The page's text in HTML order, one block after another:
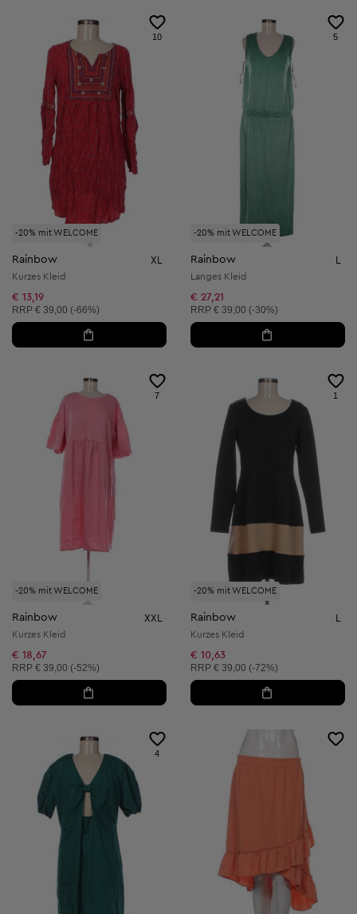
-20% mit WELCOME
10
Rainbow XL
Kurzes Kleid
€ 13,19
Unverbindliche Preisempfehlung:
RRP € 39,00 (-66%)
-20% mit WELCOME
5
Rainbow L
Langes Kleid
€ 27,21
Unverbindliche Preisempfehlung:
RRP € 39,00 (-30%)
-20% mit WELCOME
7
Rainbow XXL
Kurzes Kleid
€ 18,67
Unverbindliche Preisempfehlung:
RRP € 39,00 (-52%)
-20% mit WELCOME
1
Rainbow L
Kurzes Kleid
€ 10,63
Unverbindliche Preisempfehlung:
RRP € 39,00 (-72%)
4